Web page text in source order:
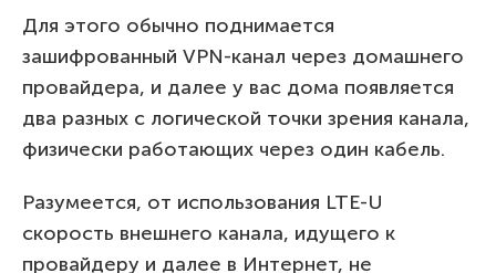
Для этого обычно поднимается
зашифрованный VPN-канал через домашнего
провайдера, и далее у вас дома появляется
два разных с логической точки зрения канала,
физически работающих через один кабель.
Разумеется, от использования LTE-U
скорость внешнего канала, идущего к
провайдеру и далее в Интернет, не